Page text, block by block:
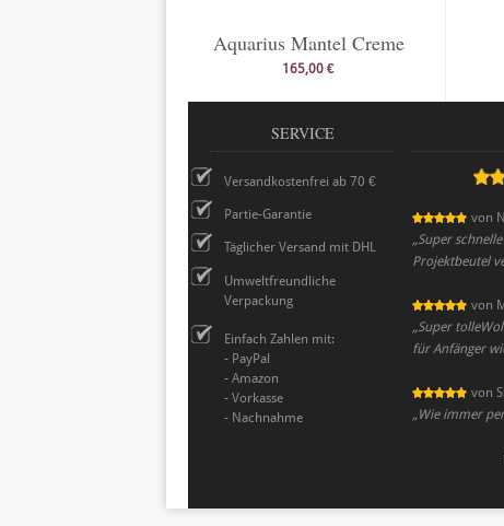
Aquarius Mantel Creme
165,00 €
SERVICE
Versandkostenfrei ab 70 €
Partie-Garantie
Täglicher Versand mit DHL
Umweltfreundliche
Verpackung
Einfach Zahlen mit:
- PayPal
- Amazon
- Vorkasse
- Nachnahme
von
„Super
Projektbeutel
von
„Super
für Anfänger
von
„Wie immer